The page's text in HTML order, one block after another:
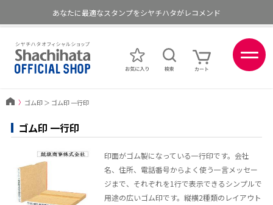
あなたに最適なスタンプをシヤチハタがレコメンド
〉 ゴム印＞ ゴム印 一行印
ゴム印 一行印
印面がゴム製になっている一行印です。会社
名、住所、電話番号からよく使う一言メッセー
ジまで、それぞれを1行で表示できるシンプルで
用途の広いゴム印です。縦横2種類のレイアウト